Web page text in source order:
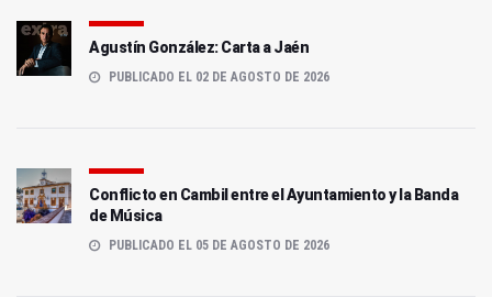
Agustín González: Carta a Jaén
PUBLICADO EL 02 DE AGOSTO DE 2026
Conflicto en Cambil entre el Ayuntamiento y la Banda
de Música
PUBLICADO EL 05 DE AGOSTO DE 2026